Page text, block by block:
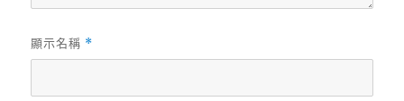
顯示名稱 *